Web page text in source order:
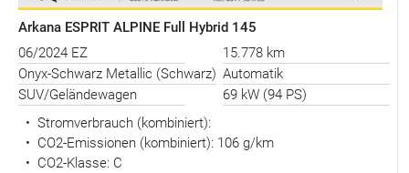
Arkana ESPRIT ALPINE Full Hybrid 145
06/2024 EZ
15.778 km
Onyx-Schwarz Metallic (Schwarz) Automatik
SUV/Geländewagen
69 kW (94 PS)
• Stromverbrauch (kombiniert):
• CO2-Emissionen (kombiniert): 106 g/km
• CO2-Klasse: C